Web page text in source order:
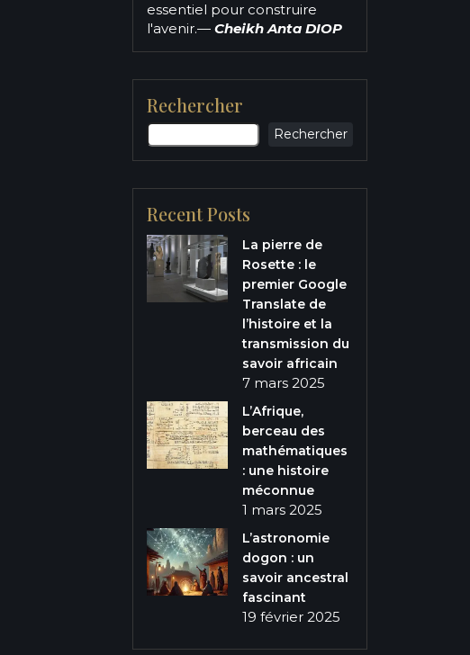
essentiel pour construire
l'avenir.— Cheikh Anta DIOP
Rechercher
Rechercher
Recent Posts
La pierre de
Rosette : le
premier Google
Translate de
l’histoire et la
transmission du
savoir africain
7 mars 2025
L’Afrique,
berceau des
mathématiques
: une histoire
méconnue
1 mars 2025
L’astronomie
dogon : un
savoir ancestral
fascinant
19 février 2025